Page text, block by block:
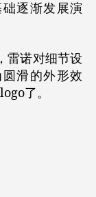
逐渐发展演
雷诺对细节设
滑的外形效
了。